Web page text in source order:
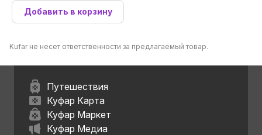
Добавить в корзину
Kufar не несет ответственности за предлагаемый товар.
Путешествия
Куфар Карта
Куфар Маркет
Куфар Медиа